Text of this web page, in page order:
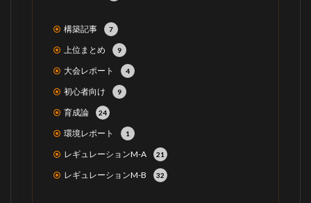
構築記事 7
上位まとめ 9
大会レポート 4
初心者向け 9
育成論 24
環境レポート 1
レギュレーションM-A 21
レギュレーションM-B 32